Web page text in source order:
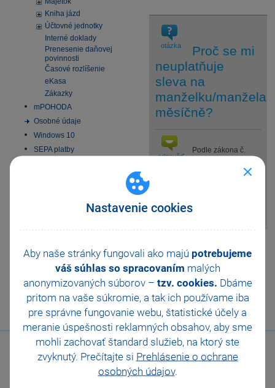
Nastavenie cookies
Aby naše stránky fungovali ako majú potrebujeme
váš súhlas so spracovaním malých
anonymizovaných súborov – tzv. cookies. Dbáme
pritom na vaše súkromie, a tak ich používame iba
pre správne fungovanie webu, štatistické účely a
meranie úspešnosti reklamných obsahov, aby sme
mohli zachovať štandard služieb, na ktorý ste
zvyknutý. Prečítajte si Prehlásenie o ochrane
osobných údajov.
Kniha jázd
Účtovné jednotky
Interné doklady
Prenesenie daňovej
povinnosti
Časové rozlíšenie
eKasa
Zákazky
mPOHODA
Osobné údaje
Windows 10
SEPA platby
zálohovanie
Zmeny v DPH od 1.1.2025
Všeobecný internetový
obchod
otázka
Proč se mi
neuplatňuje
sleva na
manželku/manžela
měsíčně?
odpověď
Podle zákona č.
daních z příjmů je
ročním zúčtování.
odpověď?
Ano
Odeslat